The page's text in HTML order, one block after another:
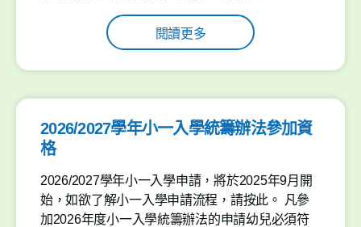
閱讀更多
2026/2027學年小一入學統籌辦法參加資
格
2026/2027學年小一入學申請，將於2025年9月開
始，如欲了解小一入學申請流程，請按此。 凡參
加2026年度小一入學統籌辦法的申請幼兒必須符